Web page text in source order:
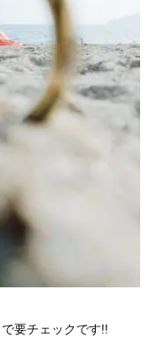
要チェックです!!